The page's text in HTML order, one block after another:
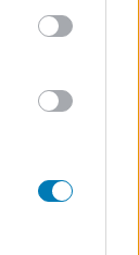
élére törő
egy hónap